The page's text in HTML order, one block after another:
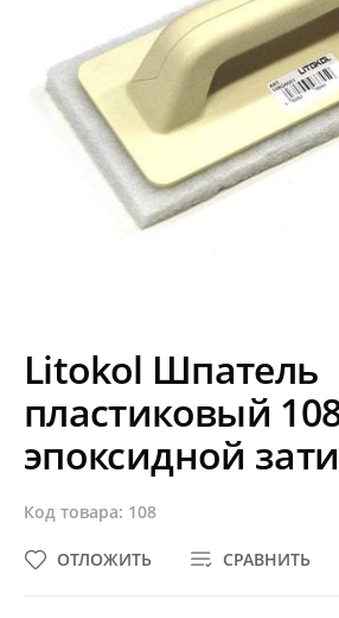
Litokol Шпатель
пластиковый
эпоксидной
Код товара: 108
СРАВНИТЬ
ОТЛОЖИТЬ